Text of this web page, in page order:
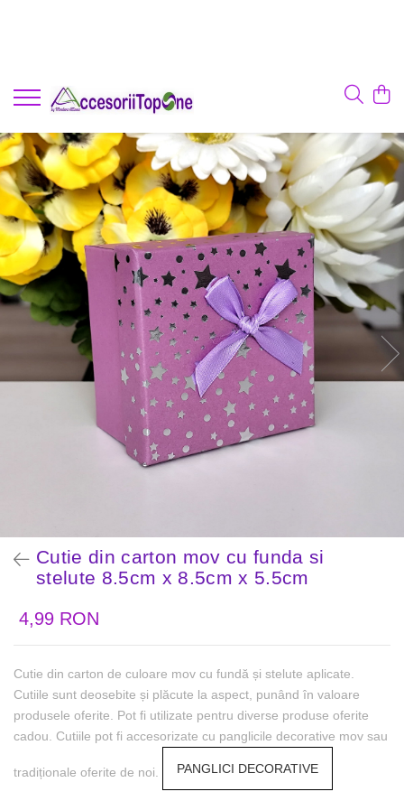
Cutie din carton mov cu funda si
stelute 8.5cm x 8.5cm x 5.5cm
4,99 RON
Cutie din carton de culoare mov cu fundă și stelute aplicate.
Cutiile sunt deosebite și plăcute la aspect, punând în valoare
produsele oferite. Pot fi utilizate pentru diverse produse oferite
cadou. Cutiile pot fi accesorizate cu panglicile decorative mov sau
tradiționale oferite de noi. PANGLICI DECORATIVE